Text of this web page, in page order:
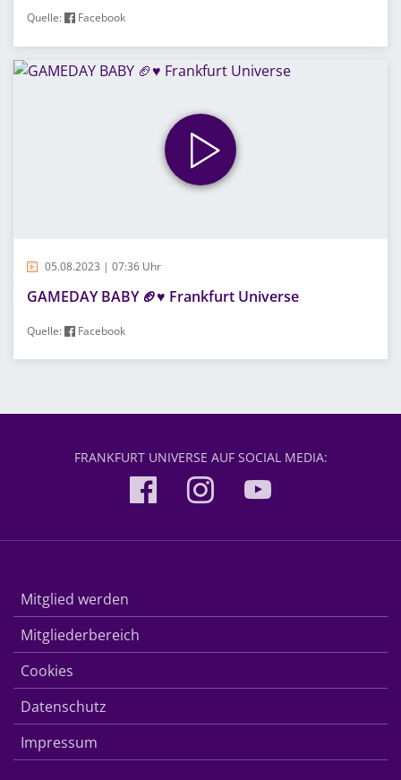
Quelle: Facebook
05.08.2023 | 07:36 Uhr
GAMEDAY BABY 🏈♥️ Frankfurt Universe
Quelle: Facebook
FRANKFURT UNIVERSE AUF SOCIAL MEDIA:
Mitglied werden
Mitgliederbereich
Cookies
Datenschutz
Impressum